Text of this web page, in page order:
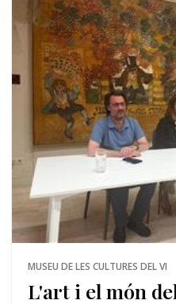
MUSEU DE LES CULTURES DEL VI
L'art i el món